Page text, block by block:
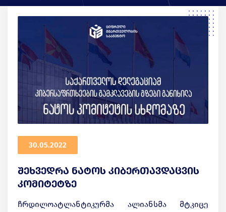
30.05.2022
შეხვედრა ნატოს კიბერთავდაცვის
კომიტეტზე
ჩრდილოატლანტიკურმა ალიანსმა მტკიცე